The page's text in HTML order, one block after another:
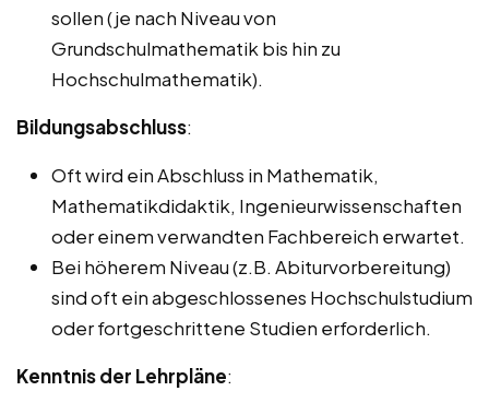
sollen (je nach Niveau von
Grundschulmathematik bis hin zu
Hochschulmathematik).
Bildungsabschluss:
Oft wird ein Abschluss in Mathematik,
Mathematikdidaktik, Ingenieurwissenschaften
oder einem verwandten Fachbereich erwartet.
Bei höherem Niveau (z.B. Abiturvorbereitung)
sind oft ein abgeschlossenes Hochschulstudium
oder fortgeschrittene Studien erforderlich.
Kenntnis der Lehrpläne: